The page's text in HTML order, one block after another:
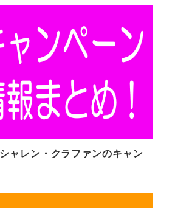
ャレン・クラファンのキャン